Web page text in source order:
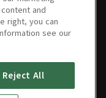
464회 463회
and
right, you can
see our
Reject All